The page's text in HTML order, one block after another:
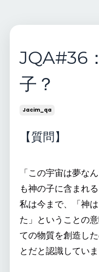
JQA#36
子？
Jacim_qa
【質問】
「この宇宙は夢な
も神の子に含まれ
私は今まで、「神
た」ということの
ての物質を創造し
とだと認識していま